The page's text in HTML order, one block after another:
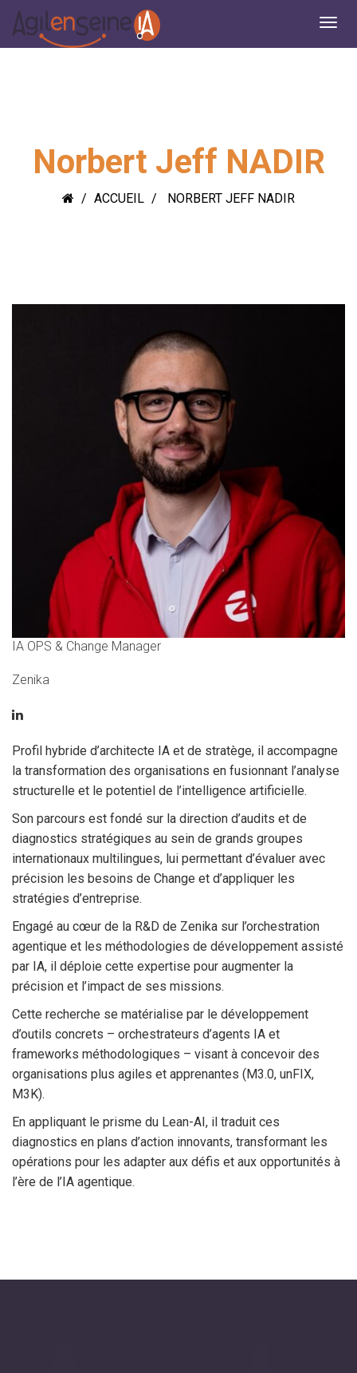
Norbert Jeff NADIR
ACCUEIL NORBERT JEFF NADIR
IA OPS & Change Manager
Zenika
Profil hybride d’architecte IA et de stratège, il accompagne
la transformation des organisations en fusionnant l’analyse
structurelle et le potentiel de l’intelligence artificielle.
Son parcours est fondé sur la direction d’audits et de
diagnostics stratégiques au sein de grands groupes
internationaux multilingues, lui permettant d’évaluer avec
précision les besoins de Change et d’appliquer les
stratégies d’entreprise.
Engagé au cœur de la R&D de Zenika sur l’orchestration
agentique et les méthodologies de développement assisté
par IA, il déploie cette expertise pour augmenter la
précision et l’impact de ses missions.
Cette recherche se matérialise par le développement
d’outils concrets – orchestrateurs d’agents IA et
frameworks méthodologiques – visant à concevoir des
organisations plus agiles et apprenantes (M3.0, unFIX,
M3K).
En appliquant le prisme du Lean-AI, il traduit ces
diagnostics en plans d’action innovants, transformant les
opérations pour les adapter aux défis et aux opportunités à
l’ère de l’IA agentique.